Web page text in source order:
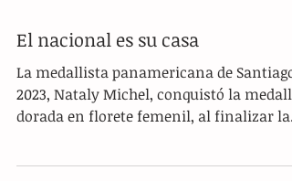
El nacional es su casa